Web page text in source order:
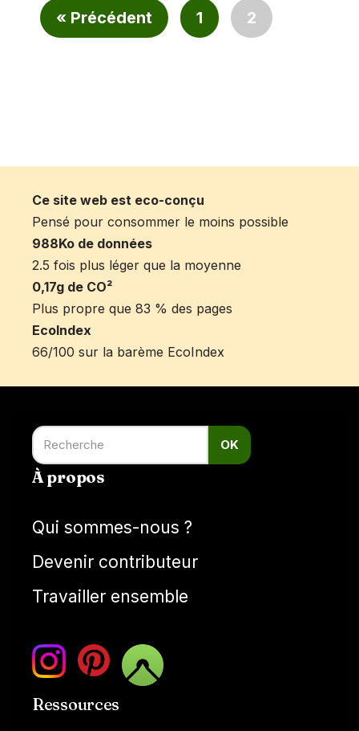
« Précédent 1 2
Ce site web est eco-conçu
Pensé pour consommer le moins possible
988Ko de données
2.5 fois plus léger que la moyenne
0,17g de CO²
Plus propre que 83 % des pages
EcoIndex
66/100 sur la barème EcoIndex
OK
À propos
Qui sommes-nous ?
Devenir contributeur
Travailler ensemble
Ressources